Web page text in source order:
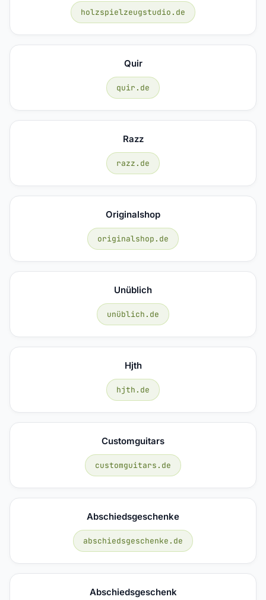
holzspielzeugstudio.de
Quir
quir.de
Razz
razz.de
Originalshop
originalshop.de
Unüblich
unüblich.de
Hjth
hjth.de
Customguitars
customguitars.de
Abschiedsgeschenke
abschiedsgeschenke.de
Abschiedsgeschenk